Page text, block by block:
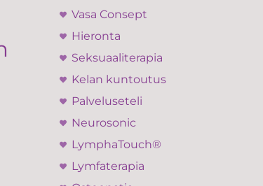
Vasa Consept
Hieronta
Seksuaaliterapia
Kelan kuntoutus
Palveluseteli
Neurosonic
LymphaTouch®
Lymfaterapia